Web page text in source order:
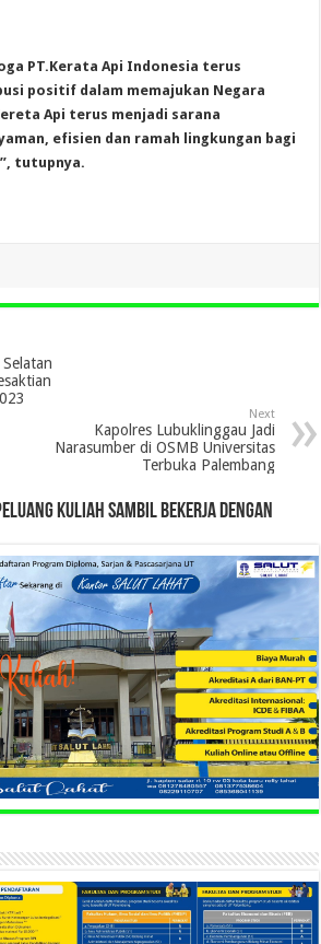
PT.Kerata Api Indonesia terus
positif dalam memajukan Negara
Api terus menjadi sarana
efisien dan ramah lingkungan bagi
tutupnya.
Next
Kapolres Lubuklinggau Jadi
Narasumber di OSMB Universitas
Terbuka Palembang
KULIAH SAMBIL BEKERJA DENGAN